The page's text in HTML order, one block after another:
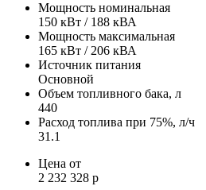
Мощность номинальная
150 кВт / 188 кВА
Мощность максимальная
165 кВт / 206 кВА
Источник питания
Основной
Объем топливного бака, л
440
Расход топлива при 75%, л/ч
31.1
Цена от
2 232 328 р